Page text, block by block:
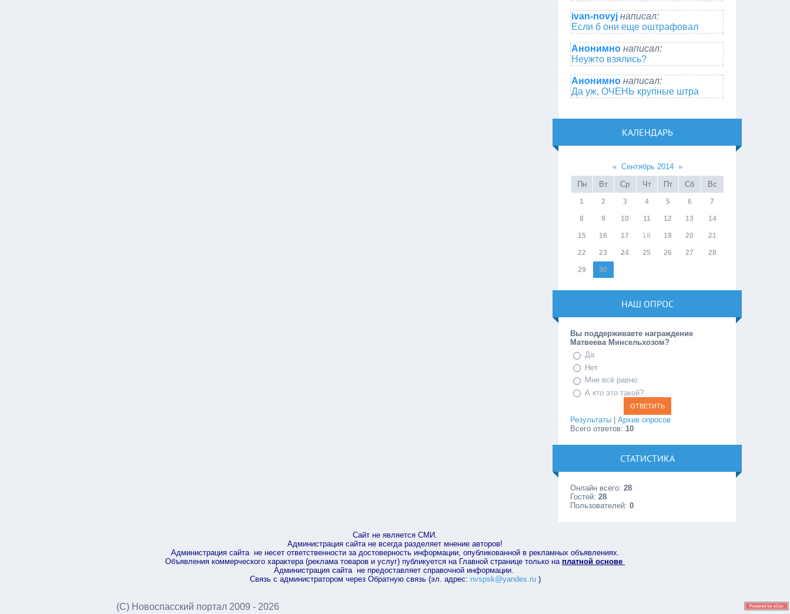
ivan-novyj написал:
Если б они еще оштрафовал
Анонимно написал:
Неужто взялись?
Анонимно написал:
Да уж, ОЧЕНЬ крупные штра
КАЛЕНДАРЬ
« Сентябрь 2014 »
Пн
Вт Ср Чт Пт Сб Вс
1 2 3 4 5 6 7
8 9 10 11 12 13 14
15 16 17 18 19 20 21
22 23 24 25 26 27 28
29 30
НАШ ОПРОС
Вы поддерживаете награждение
Матвеева Минсельхозом?
Да
Нет
Мне всё равно
А кто это такой?
Результаты |Архив опросов
Всего ответов:10
СТАТИСТИКА
Онлайн всего:28
Гостей:28
Пользователей:0
Сайт не является СМИ.
Администрация сайта не всегда разделяет мнение авторов!
Администрация сайта не несет ответственности за достоверность информации, опубликованной в рекламных объявлениях.
Объявления коммерческого характера (реклама товаров и услуг) публикуется на Главной странице только на платной основе
Администрация сайта не предоставляет справочной информации.
Связь с администратором через Обратную связь (эл. адрес: nvspsk@yandex.ru)
(С) Новоспасский портал 2009 - 2026